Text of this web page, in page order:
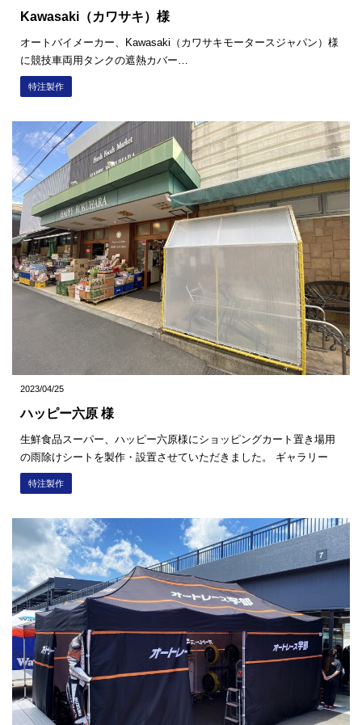
Kawasaki（カワサキ）様
オートバイメーカー、Kawasaki（カワサキモータースジャパン）様
に競技車両用タンクの遮熱カバー…
特注製作
2023/04/25
ハッピー六原 様
生鮮食品スーパー、ハッピー六原様にショッピングカート置き場用
の雨除けシートを製作・設置させていただきました。 ギャラリー
特注製作